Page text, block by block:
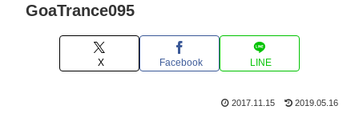
GoaTrance095
X Facebook LINE
2017.11.15 2019.05.16